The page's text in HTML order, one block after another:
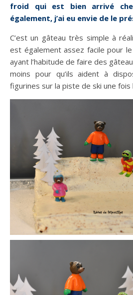
froid qui est bien arrivé
également, j’ai eu envie de le
C’est un gâteau très simple à
est également assez facile pour
ayant l’habitude de faire des
moins pour qu’ils aident à
figurines sur la piste de ski une